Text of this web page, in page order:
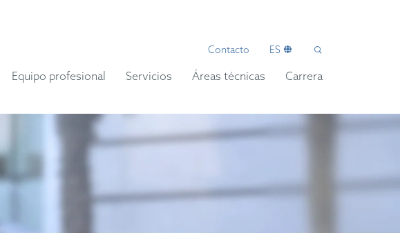
Contacto ES
Equipo profesional Servicios Áreas técnicas Carrera